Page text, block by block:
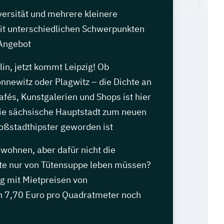
und mehrere kleinere
unterschiedlichen Schwerpunkten
jetzt kommt Leipzig! Ob
oder Plagwitz – die Dichte an
Kunstgalerien und Shops ist hier
sächsische Hauptstadt zum neuen
geworden ist
aber dafür nicht die
nur von Tütensuppe leben müssen?
mit Mietpreisen von
Euro pro Quadratmeter noch